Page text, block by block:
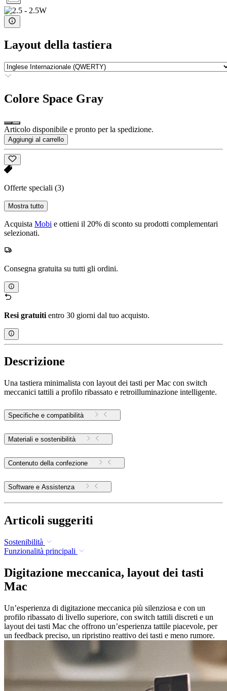
Layout della tastiera
Colore Space Gray
Articolo disponibile e pronto per la spedizione.
Aggiungi al carrello
Offerte speciali (3)
Mostra tutto
Acquista Mobi e ottieni il 20% di sconto su prodotti complementari
selezionati.
Consegna gratuita su tutti gli ordini.
Resi gratuiti entro 30 giorni dal tuo acquisto.
Descrizione
Una tastiera minimalista con layout dei tasti per Mac con switch
meccanici tattili a profilo ribassato e retroilluminazione intelligente.
Specifiche e compatibilità
Materiali e sostenibilità
Contenuto della confezione
Software e Assistenza
Articoli suggeriti
Sostenibilità
Funzionalità principali
Digitazione meccanica, layout dei tasti
Mac
Un’esperienza di digitazione meccanica più silenziosa e con un
profilo ribassato di livello superiore, con switch tattili discreti e un
layout dei tasti Mac che offrono un’esperienza tattile piacevole, per
un feedback preciso, un ripristino reattivo dei tasti e meno rumore.